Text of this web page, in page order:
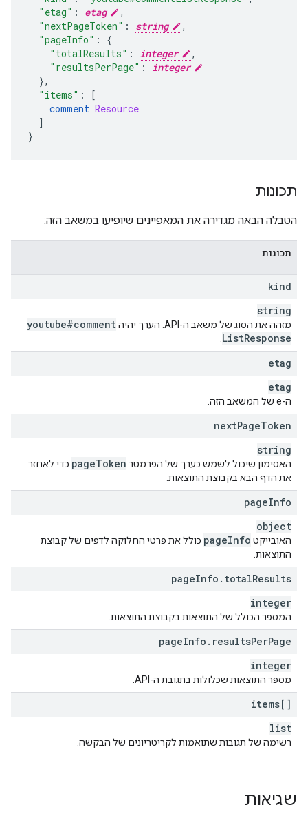
"etag" : etag
,
"nextPageToken" : string
,
"pageInfo" :
{
"totalResults" : integer
,
"resultsPerPage" :
integer
},
"items" :
[
comment Resource
]
}
תכונות
הטבלה הבאה מגדירה את המאפיינים שיופיעו במשאב הזה:
תכונות
kind
string
מזהה את הסוג של משאב ה-API. הערך יהיה
youtube#comment
ListResponse
etag
etag
ה-e של המשאב הזה.
nextPageToken
string
האסימון שיכול לשמש כערך של הפרמטר pageToken
כדי לאחזר
את הדף הבא בקבוצת התוצאות.
pageInfo
object
האובייקט pageInfo
כולל את פרטי החלוקה לדפים של קבוצת
התוצאות.
pageInfo . totalResults
integer
המספר הכולל של התוצאות בקבוצת התוצאות.
pageInfo . resultsPerPage
integer
מספר התוצאות שכלולות בתגובת ה-API.
items[]
list
רשימה של תגובות שתואמות לקריטריונים של הבקשה.
שגיאות